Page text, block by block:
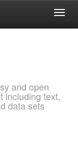
and open
including text,
data sets